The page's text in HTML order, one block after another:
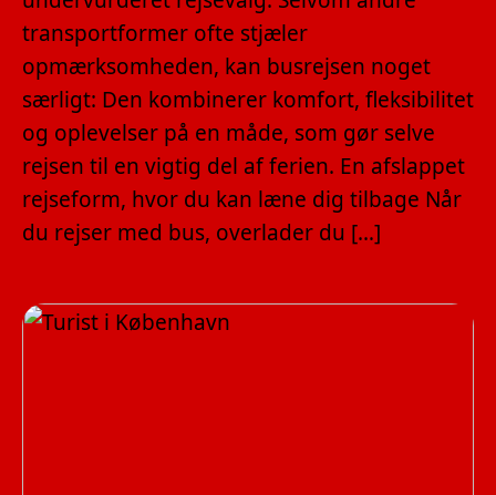
transportformer ofte stjæler
opmærksomheden, kan busrejsen noget
særligt: Den kombinerer komfort, fleksibilitet
og oplevelser på en måde, som gør selve
rejsen til en vigtig del af ferien. En afslappet
rejseform, hvor du kan læne dig tilbage Når
du rejser med bus, overlader du […]